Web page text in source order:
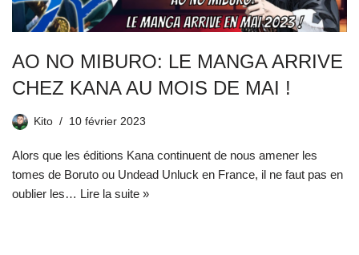
AO NO MIBURO: LE MANGA ARRIVE
CHEZ KANA AU MOIS DE MAI !
Kito 10 février 2023
Alors que les éditions Kana continuent de nous amener les
tomes de Boruto ou Undead Unluck en France, il ne faut pas en
oublier les… Lire la suite »